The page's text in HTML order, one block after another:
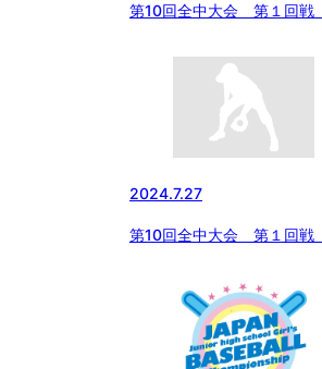
第10回全中大会 第１回戦
2024.7.27
第10回全中大会 第１回戦